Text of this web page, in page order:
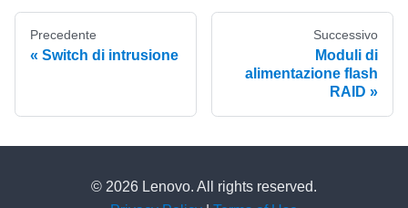
Precedente
Switch di intrusione
Successivo
Moduli di
alimentazione flash
RAID
© 2026 Lenovo. All rights reserved.